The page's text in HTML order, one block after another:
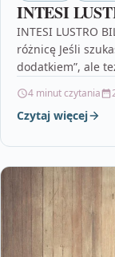
INTESI
INTESI LUSTRO
różnicę Jeśli
dodatkiem”, ale
4 minut czytania
Czytaj więcej